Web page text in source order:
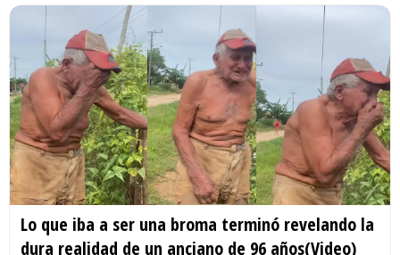
Lo que iba a ser una broma terminó revelando la
dura realidad de un anciano de 96 años(Video)